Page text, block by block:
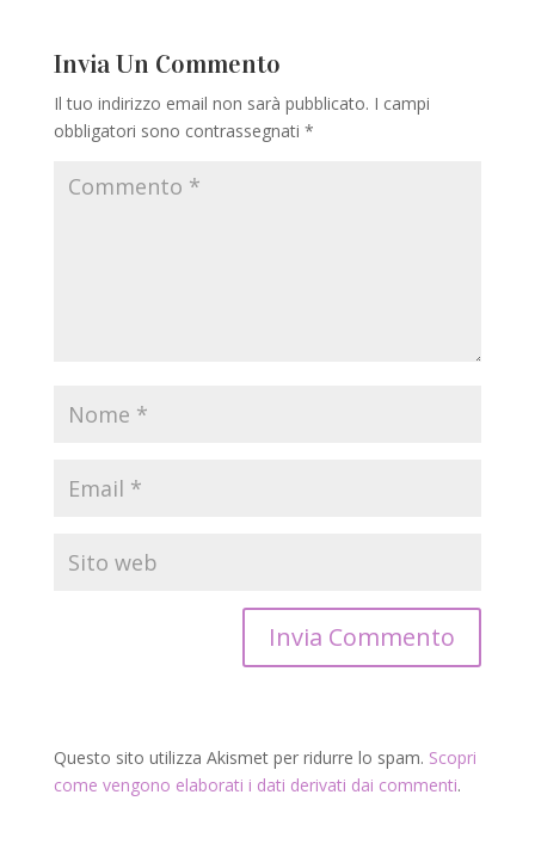
Invia Un Commento
Il tuo indirizzo email non sarà pubblicato. I campi
obbligatori sono contrassegnati *
Questo sito utilizza Akismet per ridurre lo spam. Scopri
come vengono elaborati i dati derivati dai commenti.